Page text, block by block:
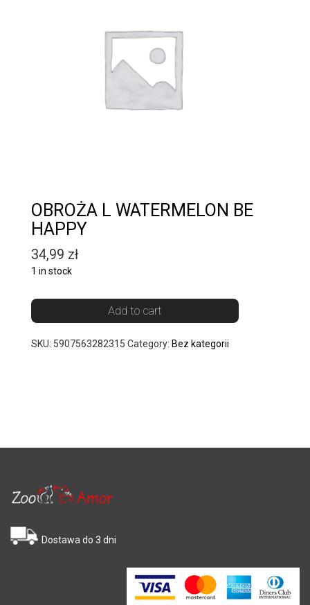
OBROŻA L WATERMELON BE
HAPPY
34,99 zł
1 in stock
Add to cart
SKU: 5907563282315 Category: Bez kategorii
Dostawa do 3 dni